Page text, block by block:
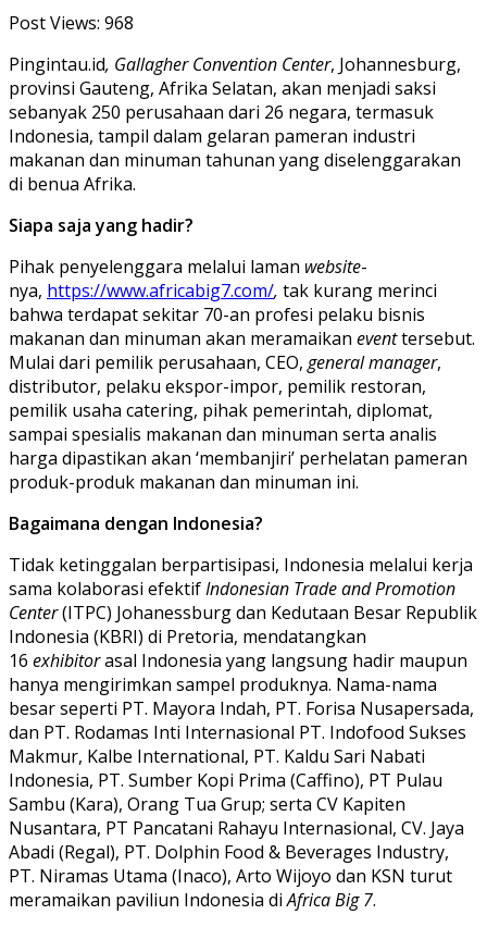
Post Views: 968
Pingintau.id, Gallagher Convention Center, Johannesburg,
provinsi Gauteng, Afrika Selatan, akan menjadi saksi
sebanyak 250 perusahaan dari 26 negara, termasuk
Indonesia, tampil dalam gelaran pameran industri
makanan dan minuman tahunan yang diselenggarakan
di benua Afrika.
Siapa saja yang hadir?
Pihak penyelenggara melalui laman website-
nya, https://www.africabig7.com/, tak kurang merinci
bahwa terdapat sekitar 70-an profesi pelaku bisnis
makanan dan minuman akan meramaikan eventtersebut.
Mulai dari pemilik perusahaan, CEO, general manager,
distributor, pelaku ekspor-impor, pemilik restoran,
pemilik usaha catering, pihak pemerintah, diplomat,
sampai spesialis makanan dan minuman serta analis
harga dipastikan akan ‘membanjiri’ perhelatan pameran
produk-produk makanan dan minuman ini. ​​
Bagaimana dengan Indonesia?
Tidak ketinggalan berpartisipasi, Indonesia melalui kerja
sama kolaborasi efektifIndonesian Trade and Promotion
Center(ITPC) Johanessburg dan Kedutaan Besar Republik
Indonesia (KBRI) di Pretoria, mendatangkan
16 exhibitorasal Indonesia yang langsung hadir maupun
hanya mengirimkan sampel produknya. Nama-nama
besar seperti PT. Mayora Indah, PT. Forisa Nusapersada,
dan PT. Rodamas Inti Internasional PT. Indofood Sukses
Makmur, Kalbe International, PT. Kaldu Sari Nabati
Indonesia, PT. Sumber Kopi Prima (Caffino), PT Pulau
Sambu (Kara), Orang Tua Grup; serta CV Kapiten
Nusantara, PT Pancatani Rahayu Internasional, CV. Jaya
Abadi (Regal), PT. Dolphin Food & Beverages Industry,
PT. Niramas Utama (Inaco), Arto Wijoyo dan KSN turut
meramaikan paviliun Indonesia diAfrica Big 7.